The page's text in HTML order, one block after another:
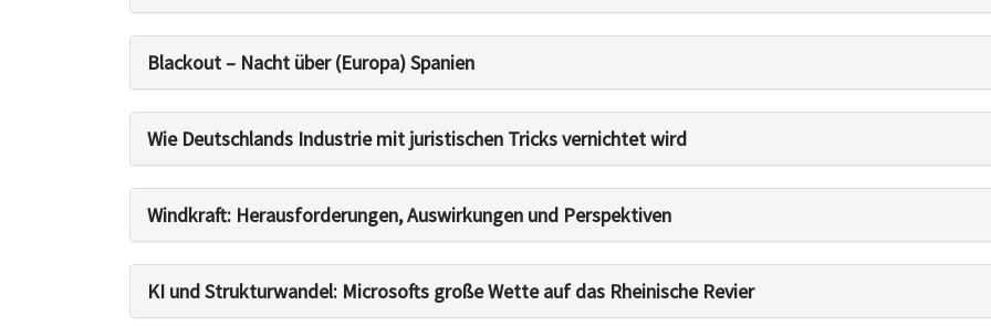
Blackout – Nacht über (Europa) Spanien
Wie Deutschlands Industrie mit juristischen Tricks vernichtet wird
Windkraft: Herausforderungen, Auswirkungen und Perspektiven
KI und Strukturwandel: Microsofts große Wette auf das Rheinische Revier